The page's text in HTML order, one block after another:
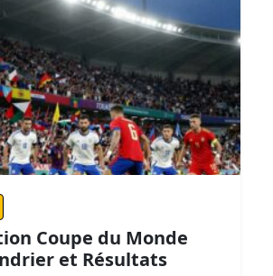
Coupe du Monde
et Résultats